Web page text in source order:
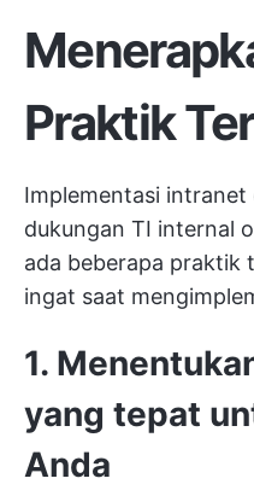
Praktik
Implementasi intranet
dukungan TI internal
ada beberapa praktik
ingat saat
1.
yang tepat
Anda